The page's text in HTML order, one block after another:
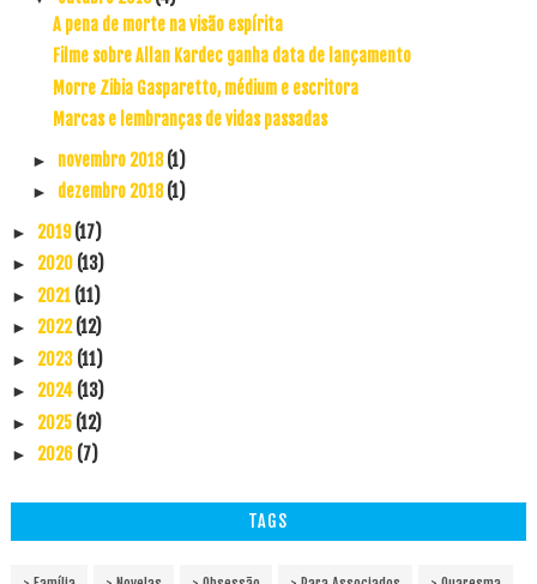
A pena de morte na visão espírita
Filme sobre Allan Kardec ganha data de lançamento
Morre Zibia Gasparetto, médium e escritora
Marcas e lembranças de vidas passadas
► novembro 2018(1)
► dezembro 2018(1)
► 2019(17)
► 2020 (13)
► 2021 (11)
► 2022(12)
► 2023 (11)
► 2024 (13)
► 2025 (12)
► 2026 (7)
TAGS